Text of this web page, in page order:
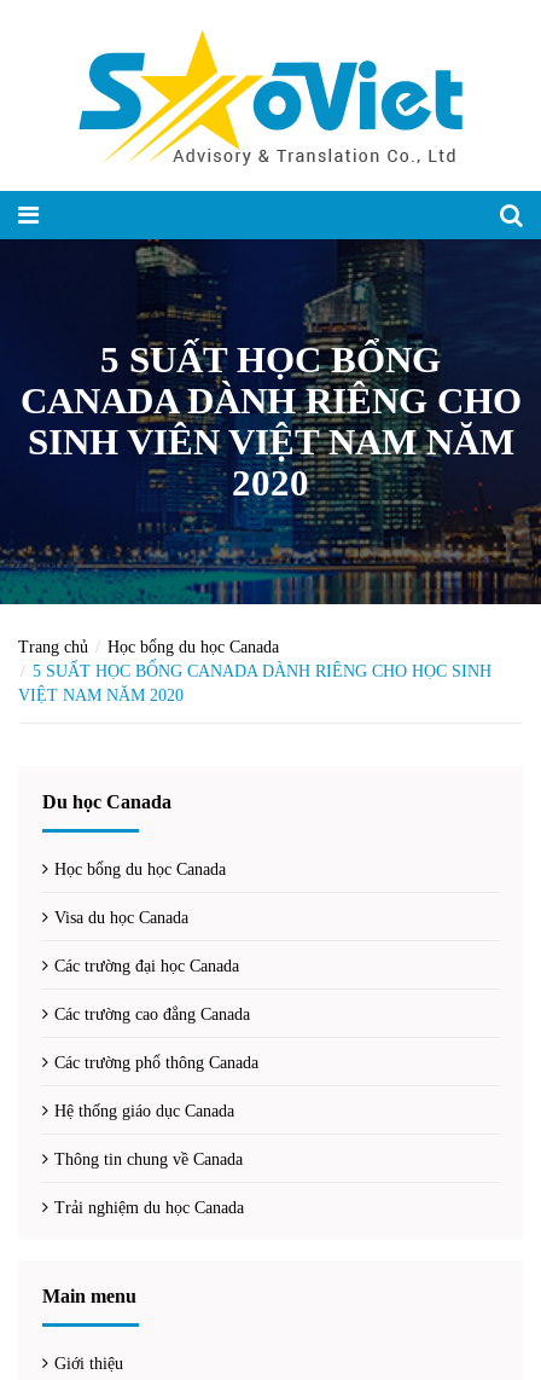
5 SUẤT HỌC BỔNG
CANADA DÀNH RIÊNG CHO
SINH VIÊN VIỆT NAM NĂM
2020
Trang chủ
Học bổng du học Canada
5 SUẤT HỌC BỔNG CANADA DÀNH RIÊNG CHO HỌC SINH
VIỆT NAM NĂM 2020
Du học Canada
Học bổng du học Canada
Visa du học Canada
Các trường đại học Canada
Các trường cao đẳng Canada
Các trường phổ thông Canada
Hệ thống giáo dục Canada
Thông tin chung về Canada
Trải nghiệm du học Canada
Main menu
Giới thiệu